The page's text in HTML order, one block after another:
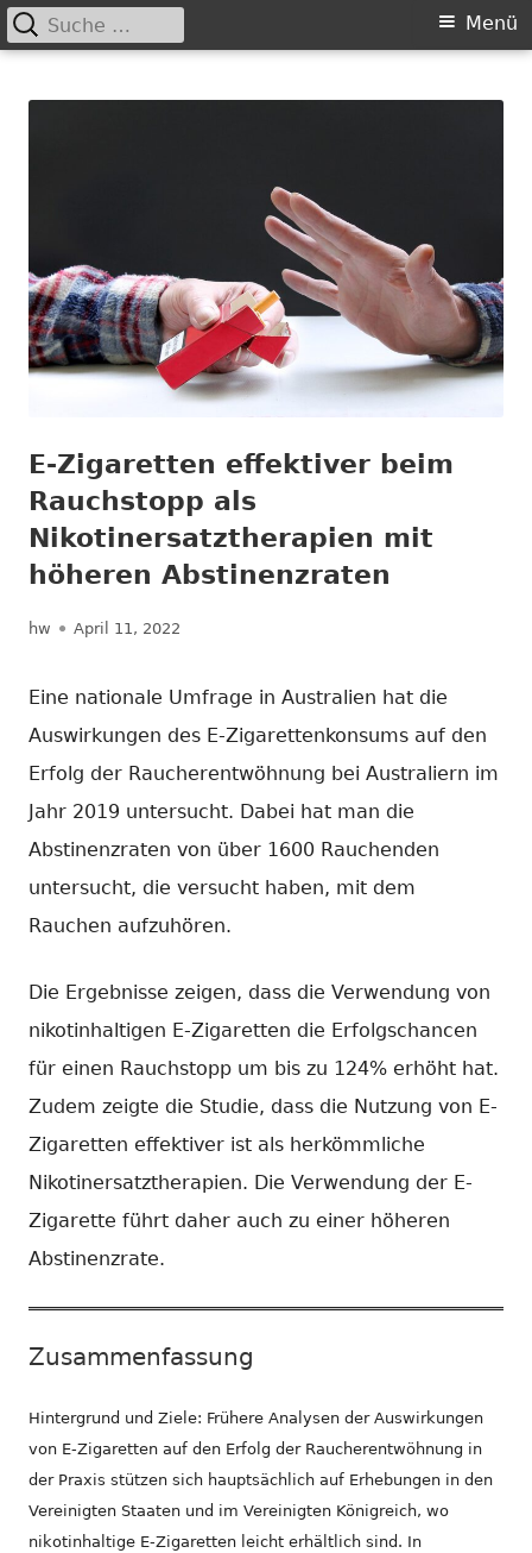
Primäres
Menü
Suche
nach:
E-Zigaretten effektiver beim
Rauchstopp als
Nikotinersatztherapien mit
höheren Abstinenzraten
Autor
hw Veröffentlicht
April 11, 2022
Eine nationale Umfrage in Australien hat die
Auswirkungen des E-Zigarettenkonsums auf den
Erfolg der Raucherentwöhnung bei Australiern im
Jahr 2019 untersucht. Dabei hat man die
Abstinenzraten von über 1600 Rauchenden
untersucht, die versucht haben, mit dem
Rauchen aufzuhören.
Die Ergebnisse zeigen, dass die Verwendung von
nikotinhaltigen E-Zigaretten die Erfolgschancen
für einen Rauchstopp um bis zu 124% erhöht hat.
Zudem zeigte die Studie, dass die Nutzung von E-
Zigaretten effektiver ist als herkömmliche
Nikotinersatztherapien. Die Verwendung der E-
Zigarette führt daher auch zu einer höheren
Abstinenzrate.
Zusammenfassung
Hintergrund und Ziele: Frühere Analysen der Auswirkungen
von E-Zigaretten auf den Erfolg der Raucherentwöhnung in
der Praxis stützen sich hauptsächlich auf Erhebungen in den
Vereinigten Staaten und im Vereinigten Königreich, wo
nikotinhaltige E-Zigaretten leicht erhältlich sind. In